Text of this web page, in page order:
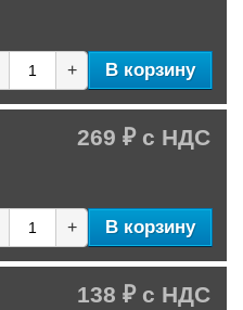
+ В корзину
269 ₽
+ В корзину
138 ₽